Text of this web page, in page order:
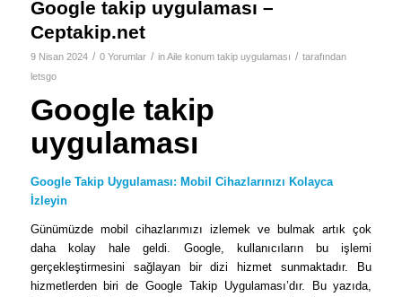
Google takip uygulaması –
Ceptakip.net
9 Nisan 2024 / 0 Yorumlar / inAile konum takip uygulaması / tarafından
letsgo
Google takip
uygulaması
Google Takip Uygulaması: Mobil Cihazlarınızı Kolayca
İzleyin
Günümüzde mobil cihazlarımızı izlemek ve bulmak artık çok
daha kolay hale geldi. Google, kullanıcıların bu işlemi
gerçekleştirmesini sağlayan bir dizi hizmet sunmaktadır. Bu
hizmetlerden biri de Google Takip Uygulaması’dır. Bu yazıda,